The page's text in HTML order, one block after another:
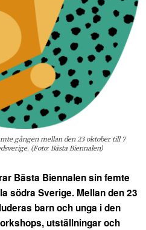
gången mellan den 23 oktober till 7
(Foto: Bästa Biennalen)
Bästa Biennalen sin femte
södra Sverige. Mellan den 23
barn och unga i den
utställningar och